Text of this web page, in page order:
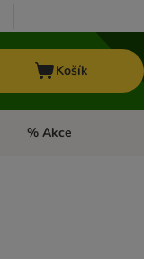
Košík
Otevřít menu: Top
% Akce